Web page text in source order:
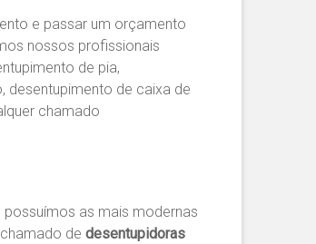
e passar um orçamento
nossos profissionais
de pia,
desentupimento de caixa de
chamado
as mais modernas
de desentupidoras